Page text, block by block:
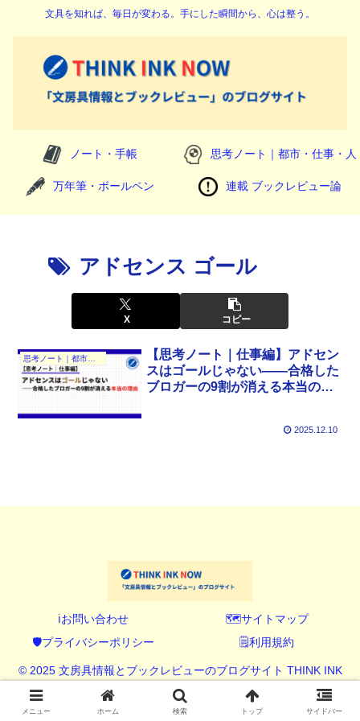
文具を知れば、毎日が変わる。手にした瞬間から、心は整う。
ノート・手帳 思考ノート｜都市・仕事・人
万年筆・ボールペン 連載 ブックレビュー論
アドセンス ゴール
X コピー
思考ノート｜都市・仕事・人
【思考ノート｜仕事編】アドセン
スはゴールじゃない――合格した
ブロガーの9割が消える本当の理
2025.12.10
ℹ️お問い合わせ
🗺️サイトマップ
🛡️プライバシーポリシー
🗒️利用規約
© 2025 文房具情報とブックレビューのブログサイト THINK INK
NOW (シンク インク ナウ).
メニュー ホーム 検索 トップ サイドバー